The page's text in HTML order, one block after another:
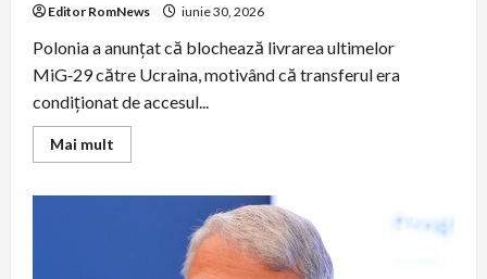
Editor RomNews iunie 30, 2026
Polonia a anunțat că blochează livrarea ultimelor
MiG‑29 către Ucraina, motivând că transferul era
condiționat de accesul...
Mai mult
more